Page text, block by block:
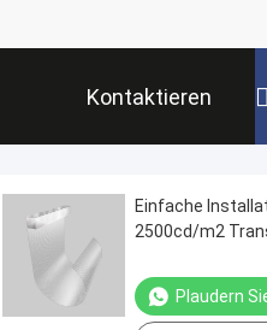
Kontaktieren
Sie Uns
Einfache
2500cd/m2
Plaudern